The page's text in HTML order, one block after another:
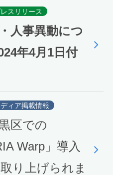
スリリース
人事異動につ
年4月1日付
ディア掲載情報
区での
Warp」導入
り上げられま